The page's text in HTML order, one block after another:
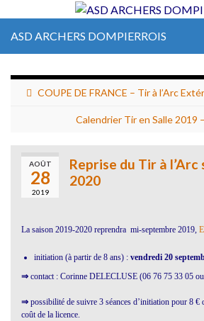
ASD ARCHERS DOMPIERROIS
COUPE DE FRANCE – Tir à l’Arc
Calendrier Tir en Salle 2019
AOÛT
28
2019
Reprise du Tir à l’Arc
2020
La saison 2019-2020 reprendra mi-septembre 2019,
initiation (à partir de 8 ans) : vendredi 20
⇒ contact : Corinne DELECLUSE (06 76 75 33 05
⇒ possibilité de suivre 3 séances d’initiation pour 8 €
coût de la licence.